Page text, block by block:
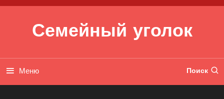
Перейти к содержимому
Семейный уголок
Меню Поиск